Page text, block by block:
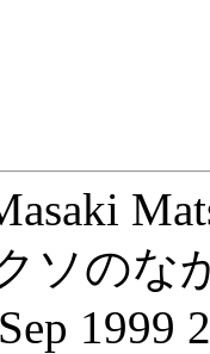
ソのな
1999